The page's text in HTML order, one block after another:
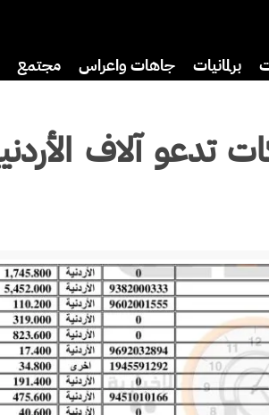
برلمانيات جاهات واعراس مجتمع
3 بنوك و5 شركات تدعو آلاف